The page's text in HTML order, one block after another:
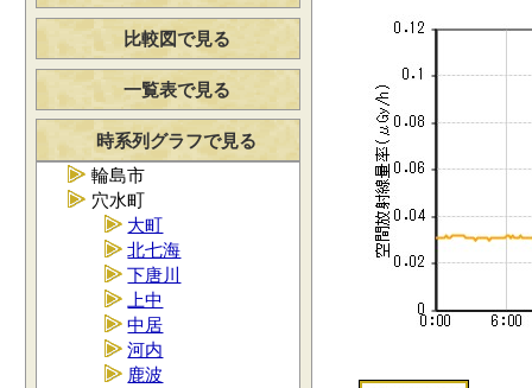
比較図で見る
一覧表で見る
時系列グラフで見る
輪島市
穴水町
大町
北七海
下唐川
上中
中居
河内
鹿波